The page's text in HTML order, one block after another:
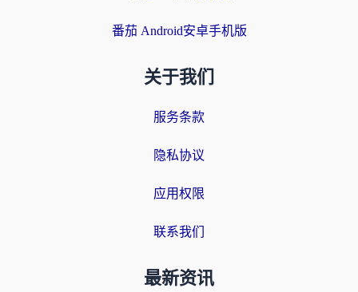
番茄 Android安卓手机版
关于我们
服务条款
隐私协议
应用权限
联系我们
最新资讯